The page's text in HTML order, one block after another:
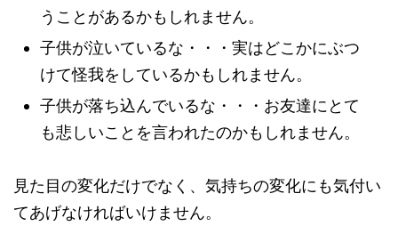
うことがあるかもしれません。
子供が泣いているな・・・実はどこかにぶつ
けて怪我をしているかもしれません。
子供が落ち込んでいるな・・・お友達にとて
も悲しいことを言われたのかもしれません。
見た目の変化だけでなく、気持ちの変化にも気付い
てあげなければいけません。